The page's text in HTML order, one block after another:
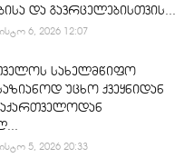
და გავრცელებისთვის...
6, 2026 12:07
სახელმწიფო
უცხო ქვეყნიდან
5, 2026 20:33